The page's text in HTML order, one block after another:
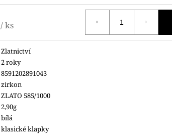
/ ks
Zlatnictví
2 roky
8591202891043
zirkon
ZLATO 585/1000
2,90g
bílá
klasické klapky